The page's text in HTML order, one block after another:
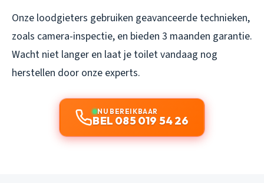
Onze loodgieters gebruiken geavanceerde technieken,
zoals camera-inspectie, en bieden 3 maanden garantie.
Wacht niet langer en laat je toilet vandaag nog
herstellen door onze experts.
NU BEREIKBAAR
BEL 085 019 54 26